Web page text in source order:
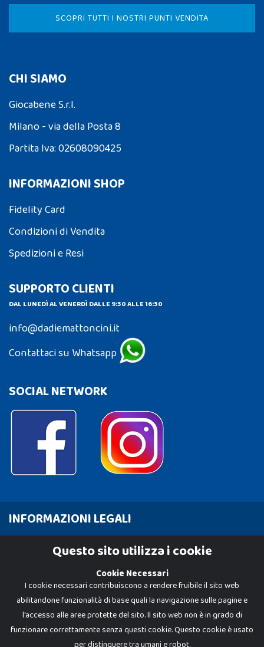
SCOPRI TUTTI I NOSTRI PUNTI VENDITA
CHI SIAMO
Giocabene S.r.l.
Milano - via della Posta 8
Partita Iva: 02608090425
INFORMAZIONI SHOP
Fidelity Card
Condizioni di Vendita
Spedizioni e Resi
SUPPORTO CLIENTI
DAL LUNEDÌ AL VENERDÌ DALLE 9:30 ALLE 16:30
info@dadiemattoncini.it
Contattaci su Whatsapp
SOCIAL NETWORK
INFORMAZIONI LEGALI
Cookie PolicyQuesto sito utilizza i cookie
Cookie Necessari
I cookie necessari contribuiscono a rendere fruibile il sito web
abilitandone funzionalità di base quali la navigazione sulle pagine e
l'accesso alle aree protette del sito. Il sito web non è in grado di
funzionare correttamente senza questi cookie. Questo cookie è usato